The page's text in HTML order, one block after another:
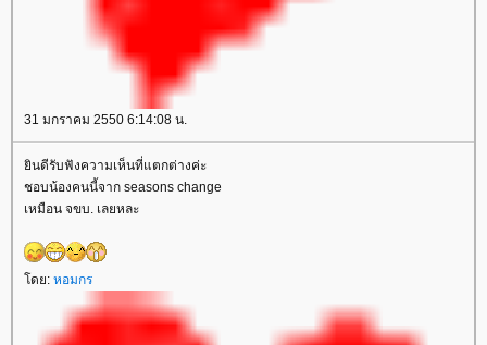
31 มกราคม 2550 6:14:08 น.
ินดีรับฟังความเห็นที่แตกต่างค่ะ
ชอบน้องคนนี้จาก seasons change
เหมือน จขบ. เลยหละ
ดย: หอมกร